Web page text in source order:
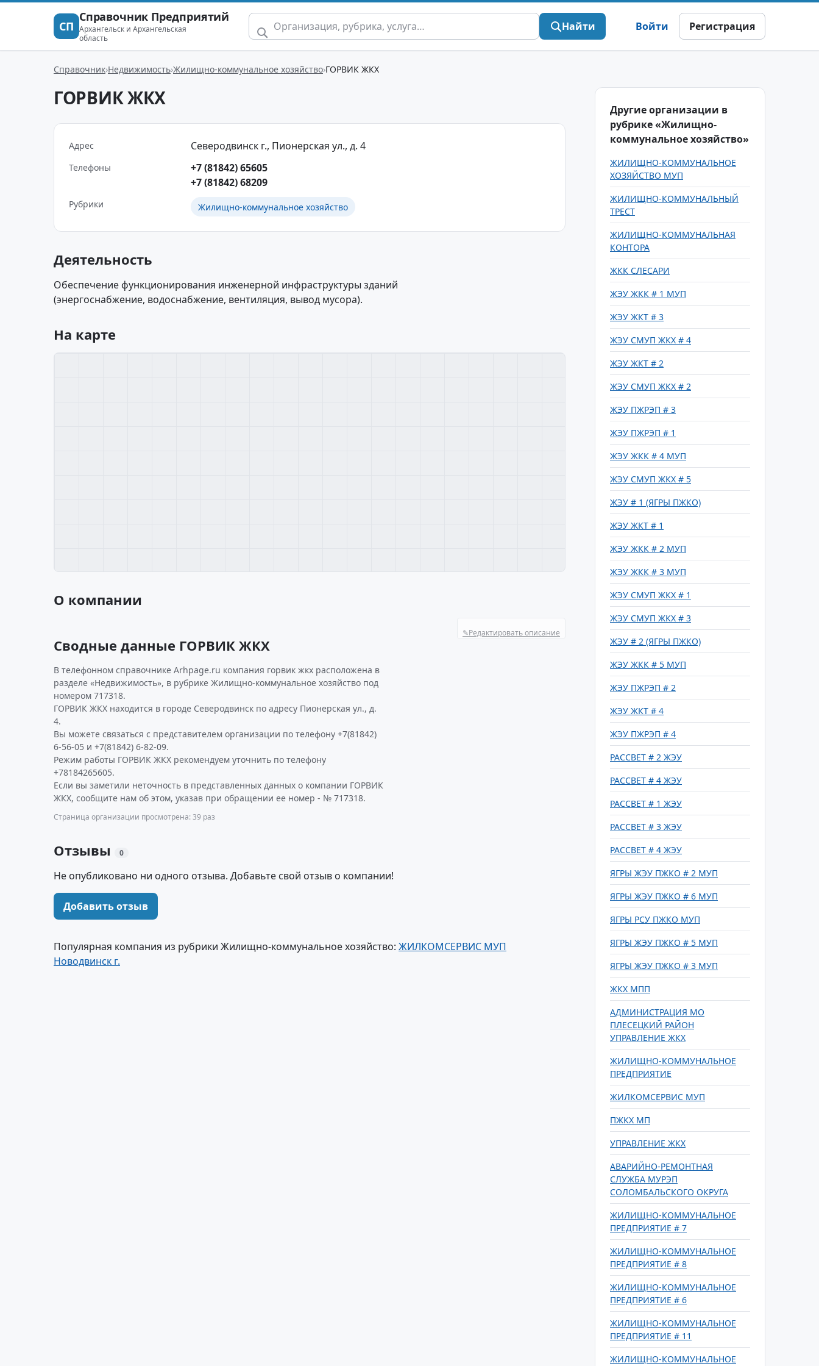
СП
Справочник Предприятий
Архангельск и Архангельская
область
Найти Войти Регистрация
Справочник Недвижимость Жилищно-коммунальное хозяйство ГОРВИК ЖКХ
ГОРВИК ЖКХ
Адрес Северодвинск г., Пионерская ул., д. 4
Телефоны
+7 (81842) 65605
+7 (81842) 68209
Рубрики Жилищно-коммунальное хозяйство
Деятельность
Обеспечение функционирования инженерной инфраструктуры зданий
(энергоснабжение, водоснабжение, вентиляция, вывод мусора).
На карте
О компании
✎Редактировать описание
Сводные данные ГОРВИК ЖКХ
В телефонном справочнике Arhpage.ru компания горвик жкх расположена в
разделе «Недвижимость», в рубрике Жилищно-коммунальное хозяйство под
номером 717318.
ГОРВИК ЖКХ находится в городе Северодвинск по адресу Пионерская ул., д.
4.
Вы можете связаться с представителем организации по телефону +7(81842)
6-56-05 и +7(81842) 6-82-09.
Режим работы ГОРВИК ЖКХ рекомендуем уточнить по телефону
+78184265605.
Если вы заметили неточность в представленных данных о компании ГОРВИК
ЖКХ, сообщите нам об этом, указав при обращении ее номер - № 717318.
Страница организации просмотрена: 39 раз
Отзывы 0
Не опубликовано ни одного отзыва. Добавьте свой отзыв о компании!
Добавить отзыв
Популярная компания из рубрики Жилищно-коммунальное хозяйство: ЖИЛКОМСЕРВИС МУП
Новодвинск г.
Другие организации в
рубрике «Жилищно-
коммунальное хозяйство»
ЖИЛИЩНО-КОММУНАЛЬНОЕ
ХОЗЯЙСТВО МУП
ЖИЛИЩНО-КОММУНАЛЬНЫЙ
ТРЕСТ
ЖИЛИЩНО-КОММУНАЛЬНАЯ
КОНТОРА
ЖКК СЛЕСАРИ
ЖЭУ ЖКК # 1 МУП
ЖЭУ ЖКТ # 3
ЖЭУ СМУП ЖКХ # 4
ЖЭУ ЖКТ # 2
ЖЭУ СМУП ЖКХ # 2
ЖЭУ ПЖРЭП # 3
ЖЭУ ПЖРЭП # 1
ЖЭУ ЖКК # 4 МУП
ЖЭУ СМУП ЖКХ # 5
ЖЭУ # 1 (ЯГРЫ ПЖКО)
ЖЭУ ЖКТ # 1
ЖЭУ ЖКК # 2 МУП
ЖЭУ ЖКК # 3 МУП
ЖЭУ СМУП ЖКХ # 1
ЖЭУ СМУП ЖКХ # 3
ЖЭУ # 2 (ЯГРЫ ПЖКО)
ЖЭУ ЖКК # 5 МУП
ЖЭУ ПЖРЭП # 2
ЖЭУ ЖКТ # 4
ЖЭУ ПЖРЭП # 4
РАССВЕТ # 2 ЖЭУ
РАССВЕТ # 4 ЖЭУ
РАССВЕТ # 1 ЖЭУ
РАССВЕТ # 3 ЖЭУ
РАССВЕТ # 4 ЖЭУ
ЯГРЫ ЖЭУ ПЖКО # 2 МУП
ЯГРЫ ЖЭУ ПЖКО # 6 МУП
ЯГРЫ РСУ ПЖКО МУП
ЯГРЫ ЖЭУ ПЖКО # 5 МУП
ЯГРЫ ЖЭУ ПЖКО # 3 МУП
ЖКХ МПП
АДМИНИСТРАЦИЯ МО
ПЛЕСЕЦКИЙ РАЙОН
УПРАВЛЕНИЕ ЖКХ
ЖИЛИЩНО-КОММУНАЛЬНОЕ
ПРЕДПРИЯТИЕ
ЖИЛКОМСЕРВИС МУП
ПЖКХ МП
УПРАВЛЕНИЕ ЖКХ
АВАРИЙНО-РЕМОНТНАЯ
СЛУЖБА МУРЭП
СОЛОМБАЛЬСКОГО ОКРУГА
ЖИЛИЩНО-КОММУНАЛЬНОЕ
ПРЕДПРИЯТИЕ # 7
ЖИЛИЩНО-КОММУНАЛЬНОЕ
ПРЕДПРИЯТИЕ # 8
ЖИЛИЩНО-КОММУНАЛЬНОЕ
ПРЕДПРИЯТИЕ # 6
ЖИЛИЩНО-КОММУНАЛЬНОЕ
ПРЕДПРИЯТИЕ # 11
ЖИЛИЩНО-КОММУНАЛЬНОЕ